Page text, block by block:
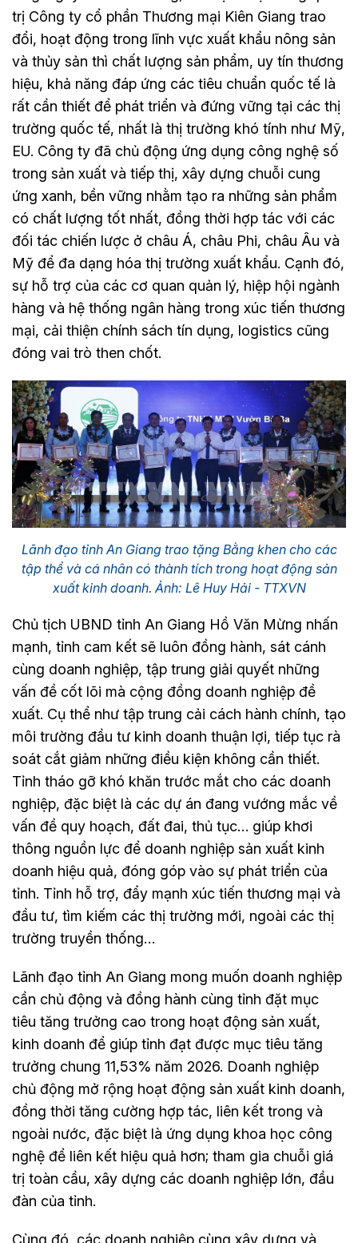
trị Công ty cổ phần Thương mại Kiên Giang trao
đổi, hoạt động trong lĩnh vực xuất khẩu nông sản
và thủy sản thì chất lượng sản phẩm, uy tín thương
hiệu, khả năng đáp ứng các tiêu chuẩn quốc tế là
rất cần thiết để phát triển và đứng vững tại các thị
trường quốc tế, nhất là thị trường khó tính như Mỹ,
EU. Công ty đã chủ động ứng dụng công nghệ số
trong sản xuất và tiếp thị, xây dựng chuỗi cung
ứng xanh, bền vững nhằm tạo ra những sản phẩm
có chất lượng tốt nhất, đồng thời hợp tác với các
đối tác chiến lược ở châu Á, châu Phi, châu Âu và
Mỹ để đa dạng hóa thị trường xuất khẩu. Cạnh đó,
sự hỗ trợ của các cơ quan quản lý, hiệp hội ngành
hàng và hệ thống ngân hàng trong xúc tiến thương
mại, cải thiện chính sách tín dụng, logistics cũng
đóng vai trò then chốt.
Lãnh đạo tỉnh An Giang trao tặng Bằng khen cho các
tập thể và cá nhân có thành tích trong hoạt động sản
xuất kinh doanh. Ảnh: Lê Huy Hải - TTXVN
Chủ tịch UBND tỉnh An Giang Hồ Văn Mừng nhấn
mạnh, tỉnh cam kết sẽ luôn đồng hành, sát cánh
cùng doanh nghiệp, tập trung giải quyết những
vấn đề cốt lõi mà cộng đồng doanh nghiệp đề
xuất. Cụ thể như tập trung cải cách hành chính, tạo
môi trường đầu tư kinh doanh thuận lợi, tiếp tục rà
soát cắt giảm những điều kiện không cần thiết.
Tỉnh tháo gỡ khó khăn trước mắt cho các doanh
nghiệp, đặc biệt là các dự án đang vướng mắc về
vấn đề quy hoạch, đất đai, thủ tục… giúp khơi
thông nguồn lực để doanh nghiệp sản xuất kinh
doanh hiệu quả, đóng góp vào sự phát triển của
tỉnh. Tỉnh hỗ trợ, đẩy mạnh xúc tiến thương mại và
đầu tư, tìm kiếm các thị trường mới, ngoài các thị
trường truyền thống…
Lãnh đạo tỉnh An Giang mong muốn doanh nghiệp
cần chủ động và đồng hành cùng tỉnh đặt mục
tiêu tăng trưởng cao trong hoạt động sản xuất,
kinh doanh để giúp tỉnh đạt được mục tiêu tăng
trưởng chung 11,53% năm 2026. Doanh nghiệp
chủ động mở rộng hoạt động sản xuất kinh doanh,
đồng thời tăng cường hợp tác, liên kết trong và
ngoài nước, đặc biệt là ứng dụng khoa học công
nghệ để liên kết hiệu quả hơn; tham gia chuỗi giá
trị toàn cầu, xây dựng các doanh nghiệp lớn, đầu
đàn của tỉnh.
Cùng đó, các doanh nghiệp cùng xây dựng và